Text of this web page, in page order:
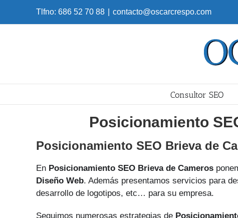
Tlfno: 686 52 70 88 contacto@oscarcrespo.com
Consultor SEO
Posicionamiento
Posicionamiento SEO Brieva de
En Posicionamiento SEO Brieva de Cameros
Diseño Web. Además presentamos servicios para
desarrollo de logotipos, etc… para su empresa.
Seguimos numerosas estrategias de